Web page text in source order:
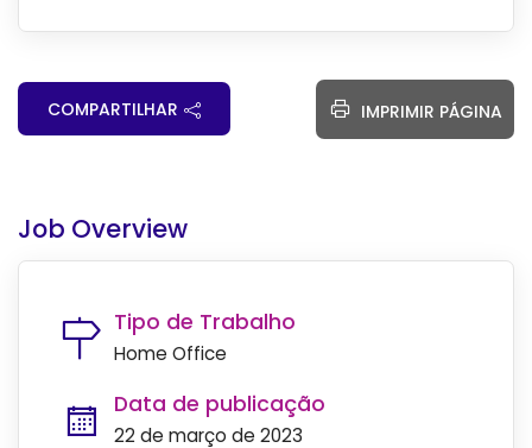
COMPARTILHAR IMPRIMIR PÁGINA
Job Overview
Tipo de Trabalho
Home Office
Data de publicação
22 de março de 2023